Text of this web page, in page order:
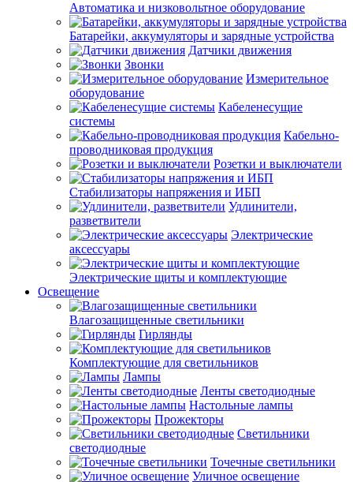
Автоматика и низковольтное оборудование
Батарейки, аккумуляторы и зарядные устройства
Датчики движения
Звонки
Измерительное
оборудование
Кабеленесущие
системы
Кабельно-
проводниковая продукция
Розетки и выключатели
Стабилизаторы напряжения и ИБП
Удлинители,
разветвители
Электрические
аксессуары
Электрические щиты и комплектующие
Освещение
Влагозащищенные светильники
Гирлянды
Комплектующие для светильников
Лампы
Ленты светодиодные
Настольные лампы
Прожекторы
Светильники
светодиодные
Точечные светильники
Уличное освещение